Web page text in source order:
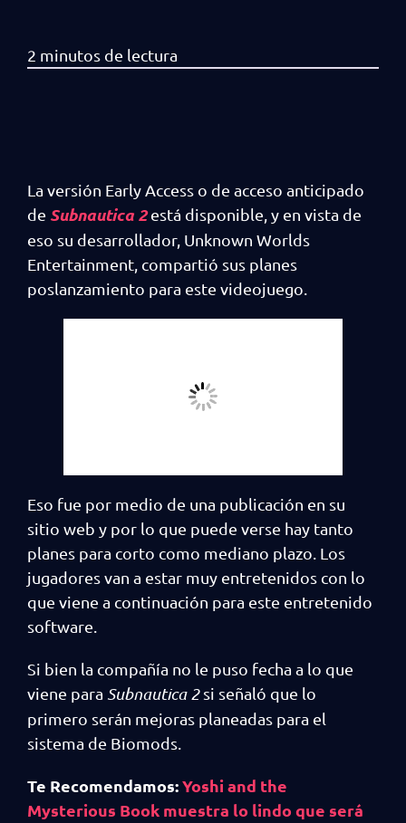
La versión Early Access o de acceso anticipado
de Subnautica 2está disponible, y en vista de
eso su desarrollador, Unknown Worlds
Entertainment, compartió sus planes
poslanzamiento para este videojuego.
Eso fue por medio de una publicación en su
sitio web y por lo que puede verse hay tanto
planes para corto como mediano plazo. Los
jugadores van a estar muy entretenidos con lo
que viene a continuación para este entretenido
software.
Si bien la compañía no le puso fecha a lo que
viene para Subnautica 2si señaló que lo
primero serán mejoras planeadas para el
sistema de Biomods.
Te Recomendamos:Yoshi and the
Mysterious Book muestra lo lindo que será